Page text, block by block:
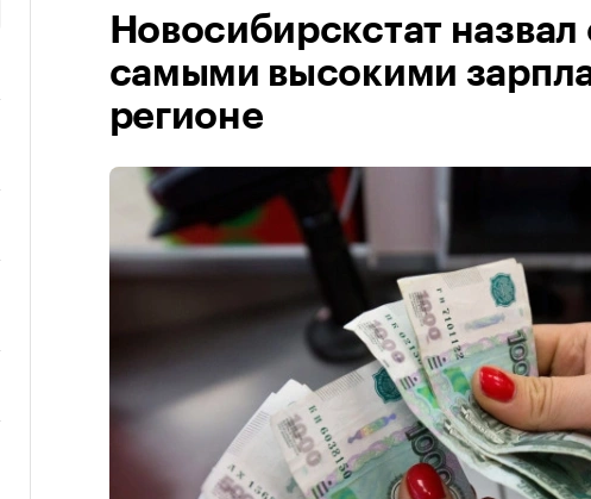
Новосибирскстат назвал
самыми высокими
регионе